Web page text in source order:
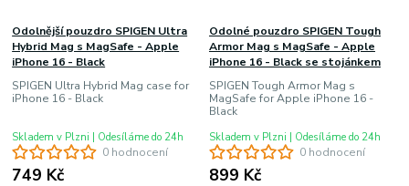
0 hodnocení
Odolnější pouzdro SPIGEN Ultra
Hybrid Mag s MagSafe - Apple
iPhone 16 - Black
SPIGEN Ultra Hybrid Mag case for
iPhone 16 - Black
749 Kč
Skladem v Plzni | Odesíláme do 24h
0 hodnocení
Odolné pouzdro SPIGEN Tough
Armor Mag s MagSafe - Apple
iPhone 16 - Black se stojánkem
SPIGEN Tough Armor Mag s
MagSafe for Apple iPhone 16 -
Black
899 Kč
Skladem v Plzni | Odesíláme do 24h